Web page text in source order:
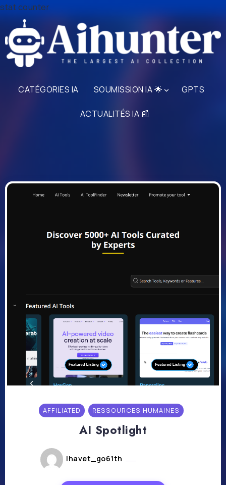
stat counter
CATÉGORIES IA SOUMISSION IA 🌟 GPTS
ACTUALITÉS IA 📰
AFFILIATED RESSOURCES HUMAINES
AI Spotlight
lhavet_go61th